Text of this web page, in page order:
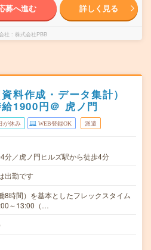
募へ進む 詳しく見る
社 株式会社PBB
料作成・データ集計）
1900円＠ 虎ノ門
が休み WEB登録OK 派遣
分／虎ノ門ヒルズ駅から徒歩4分
出勤です
8時間）を基本としたフレックスタイム
～13:00（…